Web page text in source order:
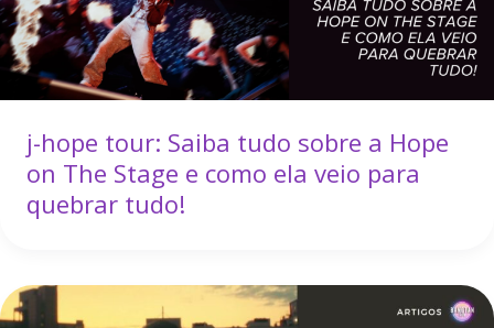
j-hope tour: Saiba tudo sobre a Hope
on The Stage e como ela veio para
quebrar tudo!